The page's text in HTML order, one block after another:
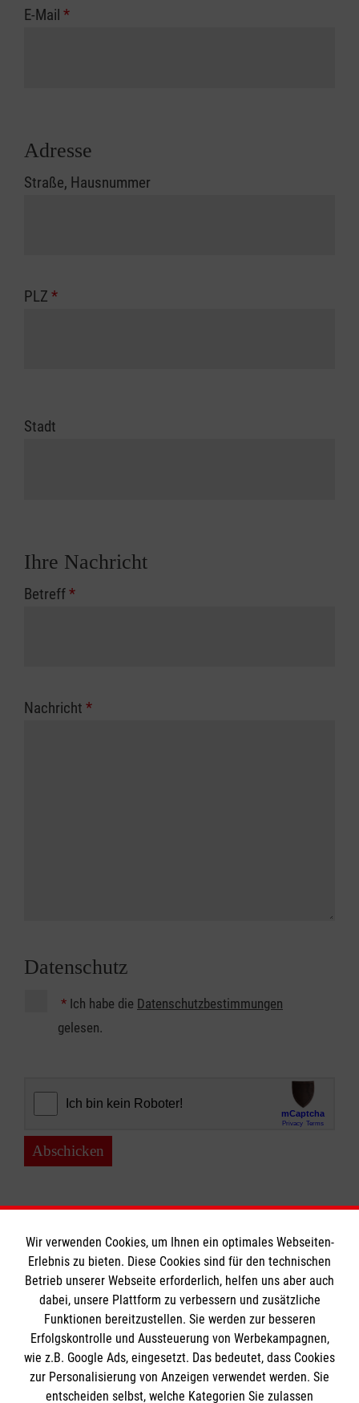
E-Mail *
Adresse
Straße, Hausnummer
PLZ *
Stadt
Ihre Nachricht
Betreff*
Nachricht *
Datenschutz
* Ich habe die Datenschutzbestimmungen
gelesen.
Abschicken
Informationen
Impressum
Datenschutz
Kontakt
Die Malteser
Wir verwenden Cookies, um Ihnen ein optimales Webseiten-
Erlebnis zu bieten. Diese Cookies sind für den technischen
Betrieb unserer Webseite erforderlich, helfen uns aber auch
dabei, unsere Plattform zu verbessern und zusätzliche
Funktionen bereitzustellen. Sie werden zur besseren
Erfolgskontrolle und Aussteuerung von Werbekampagnen,
wie z.B. Google Ads, eingesetzt. Das bedeutet, dass Cookies
zur Personalisierung von Anzeigen verwendet werden. Sie
entscheiden selbst, welche Kategorien Sie zulassen